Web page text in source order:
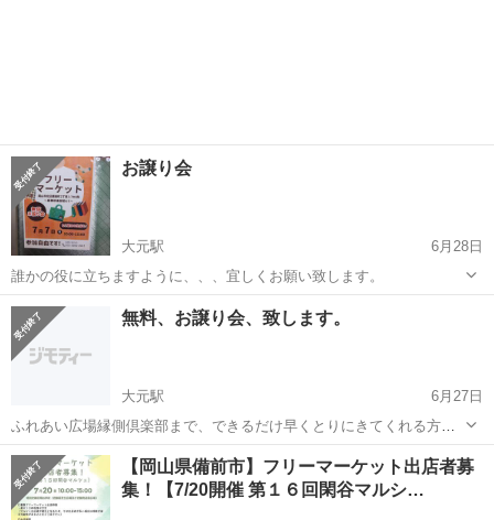
お譲り会
大元駅
6月28日
誰かの役に立ちますように、、、宜しくお願い致します。
岡山 大元駅 フリーマーケット
無料、お譲り会、致します。
大元駅
6月27日
ふれあい広場縁側倶楽部まで、できるだけ早くとりにきてくれる方を
優先させていただきます。 よろしくおねがいします。
岡山 岡山市 大元駅 フリーマーケット 倶楽部
【岡山県備前市】フリーマーケット出店者募
集！【7/20開催 第１６回閑谷マルシ…